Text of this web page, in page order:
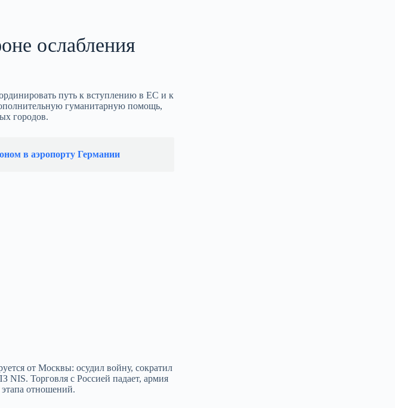
ослабления
путь к вступлению в ЕС и к
гуманитарную помощь,
городов.
в аэропорту Германии
от Москвы: осудил войну, сократил
Торговля с Россией падает, армия
отношений.